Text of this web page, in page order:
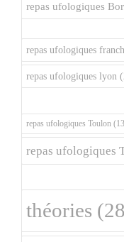
repas ufologiques
repas ufologiques
repas ufologiques lyon
repas ufologiques Toulon
repas ufologiques
théories